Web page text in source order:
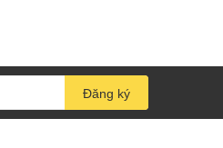
Đăng ký